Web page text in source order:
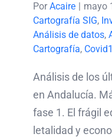
PorAcaire | mayo
Cartografía SIG,
Análisis de datos,
Cartografía,
Análisis de los
en Andalucía.
fase 1. El frágil
letalidad y